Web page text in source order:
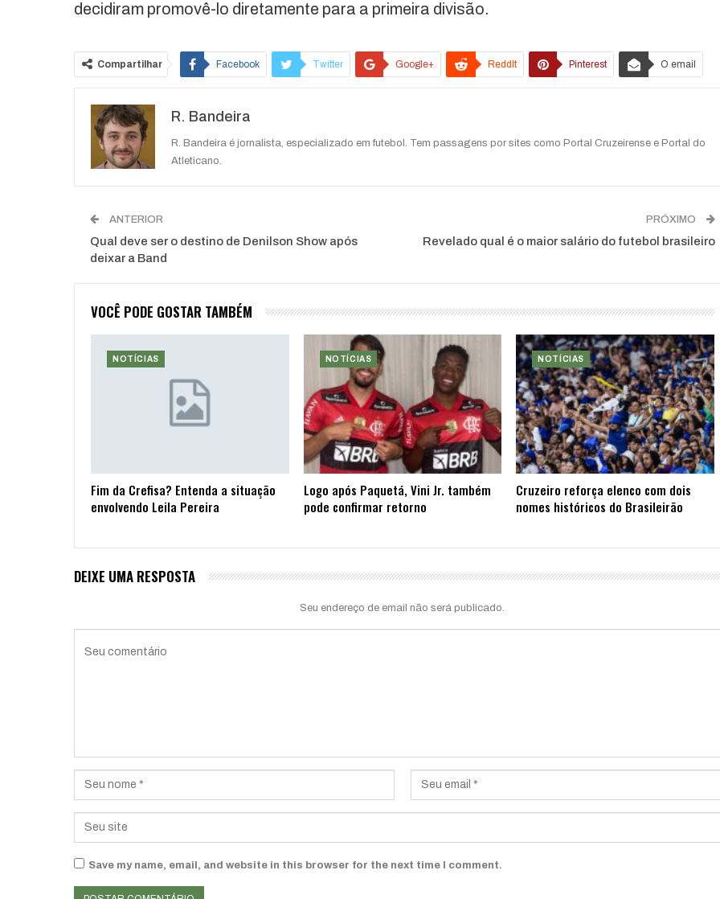
decidiram promovê-lo diretamente para a primeira divisão.
Compartilhar Facebook Twitter Google+ ReddIt Pinterest O email
R. Bandeira
R. Bandeira é jornalista, especializado em futebol. Tem passagens por sites como Portal Cruzeirense e Portal do
Atleticano.
ANTERIOR
Qual deve ser o destino de Denilson Show após
deixar a Band
PRÓXIMO
Revelado qual é o maior salário do futebol brasileiro
VOCÊ PODE GOSTAR TAMBÉM
NOTÍCIAS
Fim da Crefisa? Entenda a situação
envolvendo Leila Pereira
NOTÍCIAS
Logo após Paquetá, Vini Jr. também
pode confirmar retorno
NOTÍCIAS
Cruzeiro reforça elenco com dois
nomes históricos do Brasileirão
DEIXE UMA RESPOSTA
Seu endereço de email não será publicado.
Save my name, email, and website in this browser for the next time I comment.